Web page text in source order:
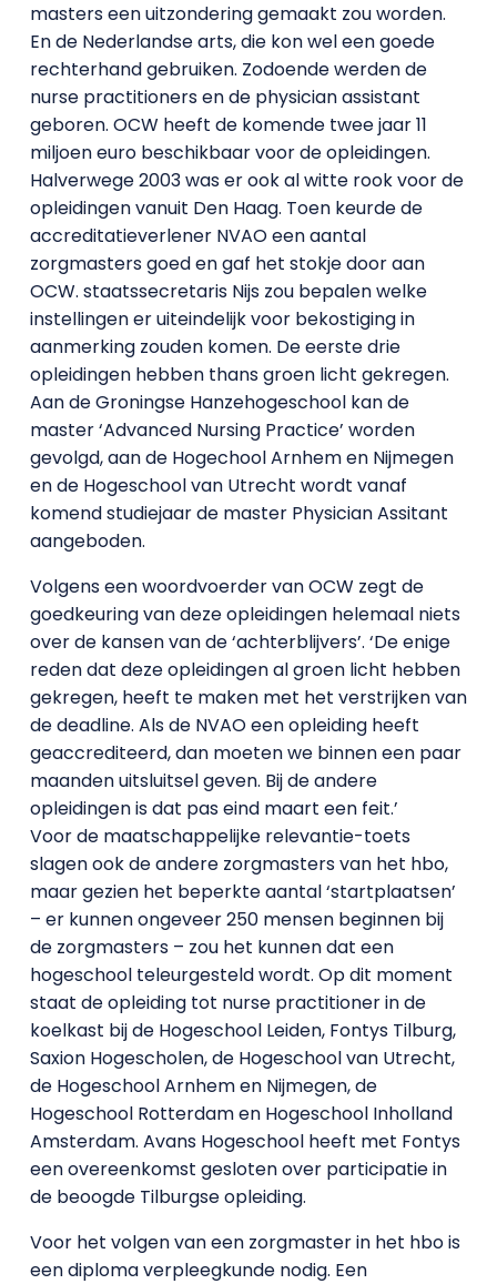
masters een uitzondering gemaakt zou worden.
En de Nederlandse arts, die kon wel een goede
rechterhand gebruiken. Zodoende werden de
nurse practitioners en de physician assistant
geboren. OCW heeft de komende twee jaar 11
miljoen euro beschikbaar voor de opleidingen.
Halverwege 2003 was er ook al witte rook voor de
opleidingen vanuit Den Haag. Toen keurde de
accreditatieverlener NVAO een aantal
zorgmasters goed en gaf het stokje door aan
OCW. staatssecretaris Nijs zou bepalen welke
instellingen er uiteindelijk voor bekostiging in
aanmerking zouden komen. De eerste drie
opleidingen hebben thans groen licht gekregen.
Aan de Groningse Hanzehogeschool kan de
master ‘Advanced Nursing Practice’ worden
gevolgd, aan de Hogechool Arnhem en Nijmegen
en de Hogeschool van Utrecht wordt vanaf
komend studiejaar de master Physician Assitant
aangeboden.
Volgens een woordvoerder van OCW zegt de
goedkeuring van deze opleidingen helemaal niets
over de kansen van de ‘achterblijvers’. ‘De enige
reden dat deze opleidingen al groen licht hebben
gekregen, heeft te maken met het verstrijken van
de deadline. Als de NVAO een opleiding heeft
geaccrediteerd, dan moeten we binnen een paar
maanden uitsluitsel geven. Bij de andere
opleidingen is dat pas eind maart een feit.’
Voor de maatschappelijke relevantie-toets
slagen ook de andere zorgmasters van het hbo,
maar gezien het beperkte aantal ‘startplaatsen’
– er kunnen ongeveer 250 mensen beginnen bij
de zorgmasters – zou het kunnen dat een
hogeschool teleurgesteld wordt. Op dit moment
staat de opleiding tot nurse practitioner in de
koelkast bij de Hogeschool Leiden, Fontys Tilburg,
Saxion Hogescholen, de Hogeschool van Utrecht,
de Hogeschool Arnhem en Nijmegen, de
Hogeschool Rotterdam en Hogeschool Inholland
Amsterdam. Avans Hogeschool heeft met Fontys
een overeenkomst gesloten over participatie in
de beoogde Tilburgse opleiding.
Voor het volgen van een zorgmaster in het hbo is
een diploma verpleegkunde nodig. Een